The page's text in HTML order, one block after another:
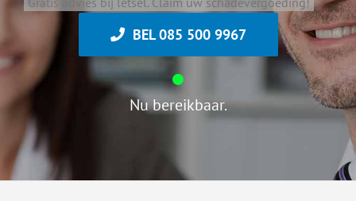
BEL 085 500 9967
Nu bereikbaar.